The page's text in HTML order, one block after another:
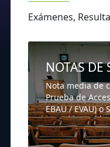
Exámenes,
NOTAS DE
Nota media de
Prueba de
EBAU / EVAU) o